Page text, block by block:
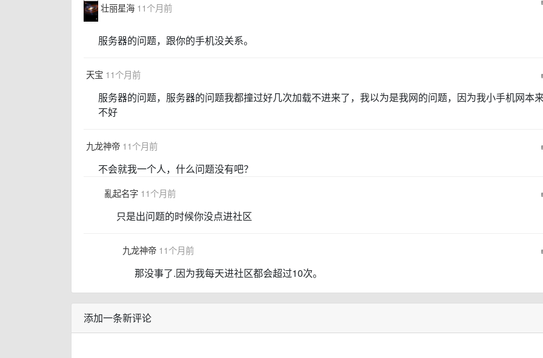
壮丽星海 11个月前
服务器的问题，跟你的手机没关系。
天宝 11个月前
服务器的问题，服务器的问题我都撞过好几次加载不进来了，我以为是我网的问题，因为我小手机网本
不好
九龙神帝 11个月前
不会就我一个人，什么问题没有吧？
亂起名字 11个月前
只是出问题的时候你没点进社区
九龙神帝 11个月前
那没事了.因为我每天进社区都会超过10次。
添加一条新评论